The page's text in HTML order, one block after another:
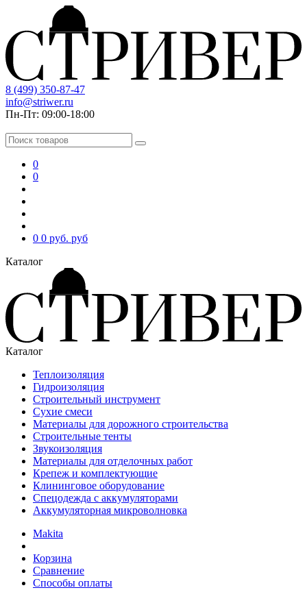
8 (499) 350-87-47
info@striwer.ru
Пн-Пт: 09:00-18:00
0
0
0 0 руб. руб
Каталог
Каталог
Теплоизоляция
Гидроизоляция
Строительный инструмент
Сухие смеси
Материалы для дорожного строительства
Строительные тенты
Звукоизоляция
Материалы для отделочных работ
Крепеж и комплектующие
Клининговое оборудование
Спецодежда с аккумуляторами
Аккумуляторная микроволновка
Makita
Корзина
Сравнение
Способы оплаты